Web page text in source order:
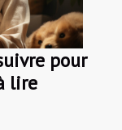
pour
lire